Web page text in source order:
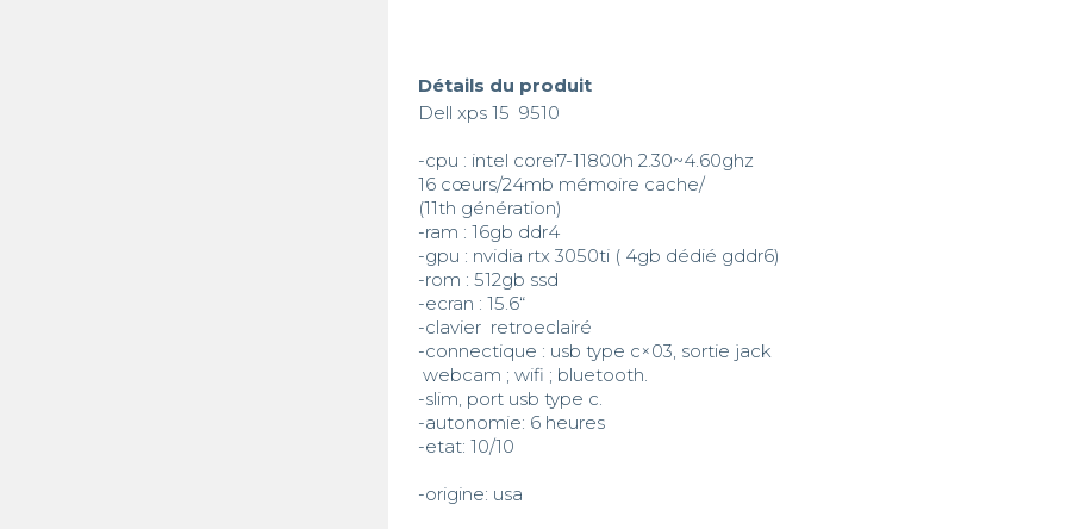
Détails du produit
Dell xps 15  9510
-cpu : intel corei7-11800h 2.30~4.60ghz
16 cœurs/24mb mémoire cache/
(11th génération)
-ram : 16gb ddr4
-gpu : nvidia rtx 3050ti ( 4gb dédié gddr6)
-rom : 512gb ssd
-ecran : 15.6“
-clavier  retroeclairé
-connectique : usb type c×03, sortie jack
webcam ; wifi ; bluetooth.
-slim, port usb type c.
-autonomie: 6 heures
-etat: 10/10
-origine: usa